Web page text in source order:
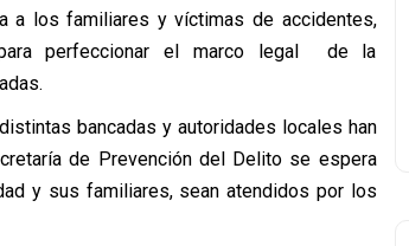
a los familiares y víctimas de accidentes,
perfeccionar el marco legal de la
bancadas y autoridades locales han
de Prevención del Delito se espera
y sus familiares, sean atendidos por los